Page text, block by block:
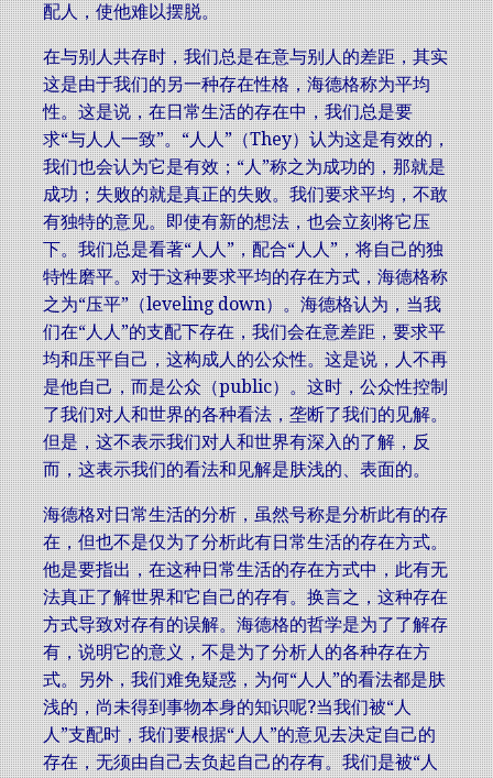
配人，使他难以摆脱。
在与别人共存时，我们总是在意与别人的差距，其实
这是由于我们的另一种存在性格，海德格称为平均
性。这是说，在日常生活的存在中，我们总是要
求“与人人一致”。“人人”（They）认为这是有效的，
我们也会认为它是有效；“人”称之为成功的，那就是
成功；失败的就是真正的失败。我们要求平均，不敢
有独特的意见。即使有新的想法，也会立刻将它压
下。我们总是看著“人人”，配合“人人”，将自己的独
特性磨平。对于这种要求平均的存在方式，海德格称
之为“压平”（leveling down）。海德格认为，当我
们在“人人”的支配下存在，我们会在意差距，要求平
均和压平自己，这构成人的公众性。这是说，人不再
是他自己，而是公众（public）。这时，公众性控制
了我们对人和世界的各种看法，垄断了我们的见解。
但是，这不表示我们对人和世界有深入的了解，反
而，这表示我们的看法和见解是肤浅的、表面的。
海德格对日常生活的分析，虽然号称是分析此有的存
在，但也不是仅为了分析此有日常生活的存在方式。
他是要指出，在这种日常生活的存在方式中，此有无
法真正了解世界和它自己的存有。换言之，这种存在
方式导致对存有的误解。海德格的哲学是为了了解存
有，说明它的意义，不是为了分析人的各种存在方
式。另外，我们难免疑惑，为何“人人”的看法都是肤
浅的，尚未得到事物本身的知识呢?当我们被“人
人”支配时，我们要根据“人人”的意见去决定自己的
存在，无须由自己去负起自己的存有。我们是被“人